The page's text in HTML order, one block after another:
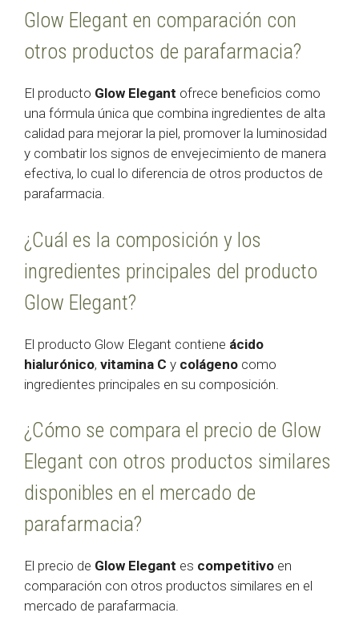
Glow Elegant en comparación con
otros productos de parafarmacia?
El producto Glow Elegant ofrece beneficios como
una fórmula única que combina ingredientes de alta
calidad para mejorar la piel, promover la luminosidad
y combatir los signos de envejecimiento de manera
efectiva, lo cual lo diferencia de otros productos de
parafarmacia.
¿Cuál es la composición y los
ingredientes principales del producto
Glow Elegant?
El producto Glow Elegant contiene ácido
hialurónico, vitamina C y colágeno como
ingredientes principales en su composición.
¿Cómo se compara el precio de Glow
Elegant con otros productos similares
disponibles en el mercado de
parafarmacia?
El precio de Glow Elegant es competitivo en
comparación con otros productos similares en el
mercado de parafarmacia.